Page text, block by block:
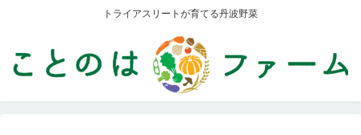
トライアスリートが育てる丹波野菜